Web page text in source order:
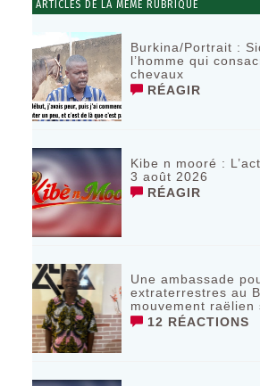
ARTICLES DE LA MÊME RUBRIQUE
Burkina/Portrait :
l’homme qui
chevaux
RÉAGIR
Kibe n mooré :
3 août 2026
RÉAGIR
Une ambassade
extraterrestres au
mouvement raëlien
12 RÉACTIONS